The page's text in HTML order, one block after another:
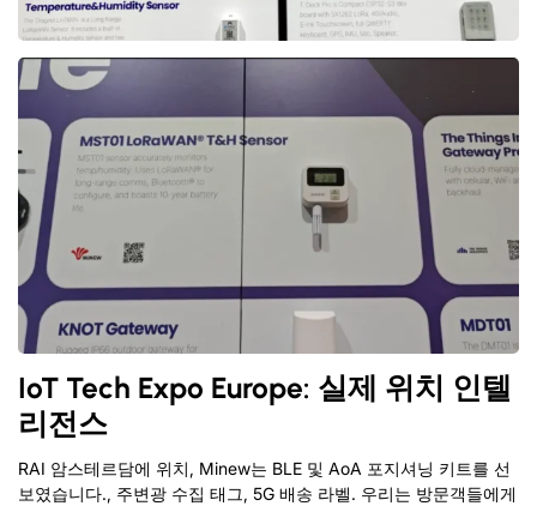
IoT Tech Expo Europe: 실제 위치 인텔
리전스
RAI 암스테르담에 위치, Minew는 BLE 및 AoA 포지셔닝 키트를 선
보였습니다., 주변광 수집 태그, 5G 배송 라벨. 우리는 방문객들에게